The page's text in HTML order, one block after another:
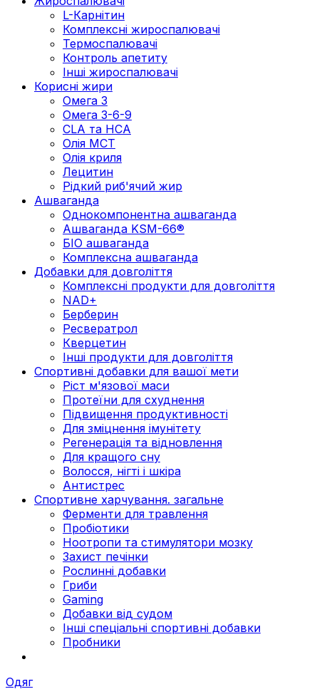
L-Карнітин
Комплексні жироспалювачі
Термоспалювачі
Контроль апетиту
Інші жироспалювачі
Корисні жири
Омега 3
Омега 3-6-9
CLA та HCA
Олія МСТ
Олія криля
Лецитин
Рідкий риб'ячий жир
Ашваганда
Однокомпонентна ашваганда
Ашваганда KSM-66®
БІО ашваганда
Комплексна ашваганда
Добавки для довголіття
Комплексні продукти для довголіття
NAD+
Берберин
Ресвератрол
Кверцетин
Інші продукти для довголіття
Спортивні добавки для вашої мети
Ріст м'язової маси
Протеїни для схуднення
Підвищення продуктивності
Для зміцнення імунітету
Регенерація та відновлення
Для кращого сну
Волосся, нігті і шкіра
Антистрес
Спортивне харчування. загальне
Ферменти для травлення
Пробіотики
Ноотропи та стимулятори мозку
Захист печінки
Рослинні добавки
Гриби
Gaming
Добавки від судом
Інші спеціальні спортивні добавки
Пробники
Одяг